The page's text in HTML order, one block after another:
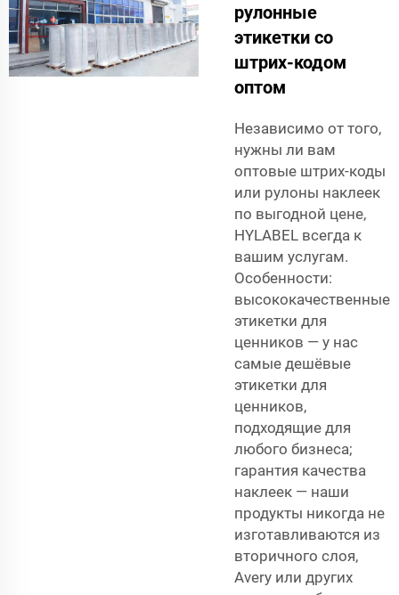
рулонные
этикетки со
штрих-кодом
оптом
Независимо от того,
нужны ли вам
оптовые штрих-коды
или рулоны наклеек
по выгодной цене,
HYLABEL всегда к
вашим услугам.
Особенности:
высококачественные
этикетки для
ценников — у нас
самые дешёвые
этикетки для
ценников,
подходящие для
любого бизнеса;
гарантия качества
наклеек — наши
продукты никогда не
изготавливаются из
вторичного слоя,
Avery или других